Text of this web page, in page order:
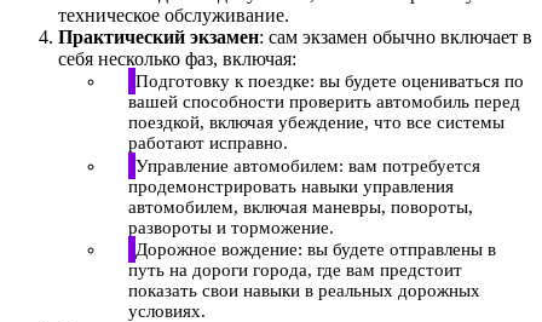
техническое обслуживание.
Практический экзамен: сам экзамен обычно включает в
себя несколько фаз, включая:
Подготовку к поездке: вы будете оцениваться по
вашей способности проверить автомобиль перед
поездкой, включая убеждение, что все системы
работают исправно.
Управление автомобилем: вам потребуется
продемонстрировать навыки управления
автомобилем, включая маневры, повороты,
развороты и торможение.
Дорожное вождение: вы будете отправлены в
путь на дороги города, где вам предстоит
показать свои навыки в реальных дорожных
условиях.